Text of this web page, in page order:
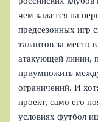
чем кажется на
предсезонных игр
талантов за место
атакующей линии,
приумножить
ограничений. И
проект, само его
условиях футбол